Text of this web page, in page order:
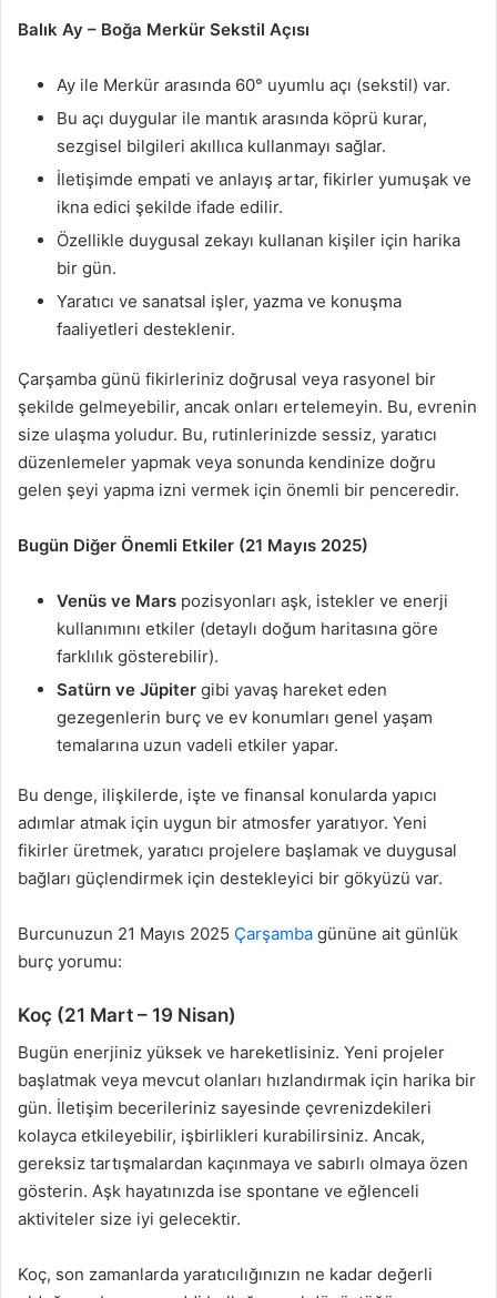
Balık Ay – Boğa Merkür Sekstil Açısı
Ay ile Merkür arasında 60° uyumlu açı (sekstil) var.
Bu açı duygular ile mantık arasında köprü kurar,
sezgisel bilgileri akıllıca kullanmayı sağlar.
İletişimde empati ve anlayış artar, fikirler yumuşak ve
ikna edici şekilde ifade edilir.
Özellikle duygusal zekayı kullanan kişiler için harika
bir gün.
Yaratıcı ve sanatsal işler, yazma ve konuşma
faaliyetleri desteklenir.
Çarşamba günü fikirleriniz doğrusal veya rasyonel bir
şekilde gelmeyebilir, ancak onları ertelemeyin. Bu, evrenin
size ulaşma yoludur. Bu, rutinlerinizde sessiz, yaratıcı
düzenlemeler yapmak veya sonunda kendinize doğru
gelen şeyi yapma izni vermek için önemli bir penceredir.
Bugün Diğer Önemli Etkiler (21 Mayıs 2025)
Venüs ve Mars pozisyonları aşk, istekler ve enerji
kullanımını etkiler (detaylı doğum haritasına göre
farklılık gösterebilir).
Satürn ve Jüpiter gibi yavaş hareket eden
gezegenlerin burç ve ev konumları genel yaşam
temalarına uzun vadeli etkiler yapar.
Bu denge, ilişkilerde, işte ve finansal konularda yapıcı
adımlar atmak için uygun bir atmosfer yaratıyor. Yeni
fikirler üretmek, yaratıcı projelere başlamak ve duygusal
bağları güçlendirmek için destekleyici bir gökyüzü var.
Burcunuzun 21 Mayıs 2025 Çarşamba gününe ait günlük
burç yorumu:
Koç (21 Mart – 19 Nisan)
Bugün enerjiniz yüksek ve hareketlisiniz. Yeni projeler
başlatmak veya mevcut olanları hızlandırmak için harika bir
gün. İletişim becerileriniz sayesinde çevrenizdekileri
kolayca etkileyebilir, işbirlikleri kurabilirsiniz. Ancak,
gereksiz tartışmalardan kaçınmaya ve sabırlı olmaya özen
gösterin. Aşk hayatınızda ise spontane ve eğlenceli
aktiviteler size iyi gelecektir.
Koç, son zamanlarda yaratıcılığınızın ne kadar değerli